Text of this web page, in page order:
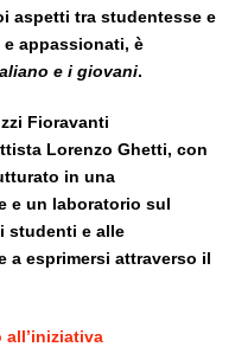
aspetti tra studentesse e
appassionati, è
e i giovani.
Fioravanti
Lorenzo Ghetti, con
in una
e un laboratorio sul
studenti e alle
a esprimersi attraverso il